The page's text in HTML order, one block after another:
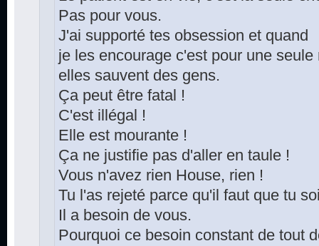
Pas pour vous.
J'ai supporté tes obsession et quand
je les encourage c'est pour une seule
elles sauvent des gens.
Ça peut être fatal !
C'est illégal !
Elle est mourante !
Ça ne justifie pas d'aller en taule !
Vous n'avez rien House, rien !
Tu l'as rejeté parce qu'il faut que tu
Il a besoin de vous.
Pourquoi ce besoin constant de tout